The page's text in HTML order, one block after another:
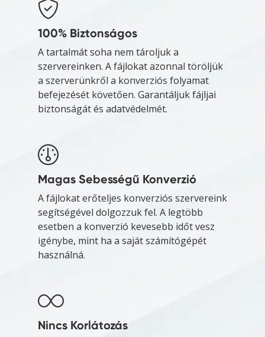
100% Biztonságos
A tartalmát soha nem tároljuk a
szervereinken. A fájlokat azonnal töröljük
a szerverünkről a konverziós folyamat
befejezését követően. Garantáljuk fájljai
biztonságát és adatvédelmét.
Magas Sebességű Konverzió
A fájlokat erőteljes konverziós szervereink
segítségével dolgozzuk fel. A legtöbb
esetben a konverzió kevesebb időt vesz
igénybe, mint ha a saját számítógépét
használná.
Nincs Korlátozás